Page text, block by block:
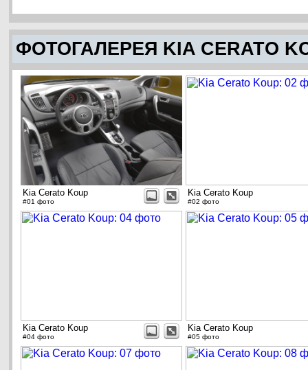
ФОТОГАЛЕРЕЯ KIA CERATO
Kia Cerato Koup
#01 фото
Kia Cerato Koup
#02 фото
Kia Cerato Koup
#04 фото
Kia Cerato Koup
#05 фото